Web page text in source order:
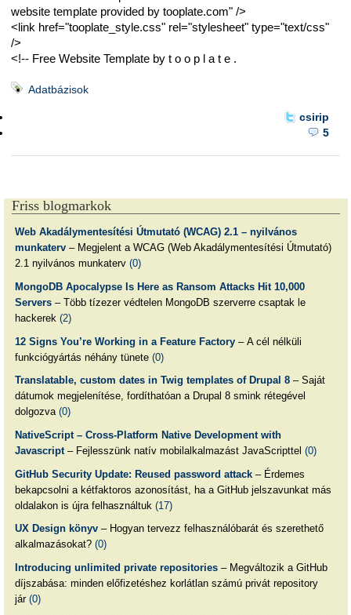
website template provided by tooplate.com" />
<link href="tooplate_style.css" rel="stylesheet" type="text/css"
/>
<!-- Free Website Template by t o o p l a t e .
Adatbázisok
csirip
5
Friss blogmarkok
Web Akadálymentesítési Útmutató (WCAG) 2.1 – nyilvános
munkaterv– Megjelent a WCAG (Web Akadálymentesítési Útmutató)
2.1 nyilvános munkaterv (0)
MongoDB Apocalypse Is Here as Ransom Attacks Hit 10,000
Servers– Több tízezer védtelen MongoDB szerverre csaptak le
hackerek (2)
12 Signs You’re Working in a Feature Factory– A cél nélküli
funkciógyártás néhány tünete (0)
Translatable, custom dates in Twig templates of Drupal 8– Saját
dátumok megjelenítése, fordíthatóan a Drupal 8 smink rétegével
dolgozva (0)
NativeScript – Cross-Platform Native Development with
Javascript– Fejlesszünk natív mobilalkalmazást JavaScripttel (0)
GitHub Security Update: Reused password attack– Érdemes
bekapcsolni a kétfaktoros azonosítást, ha a GitHub jelszavunkat más
oldalakon is újra felhasználtuk (17)
UX Design könyv– Hogyan tervezz felhasználóbarát és szerethető
alkalmazásokat? (0)
Introducing unlimited private repositories– Megváltozik a GitHub
díjszabása: minden előfizetéshez korlátlan számú privát repository
jár (0)